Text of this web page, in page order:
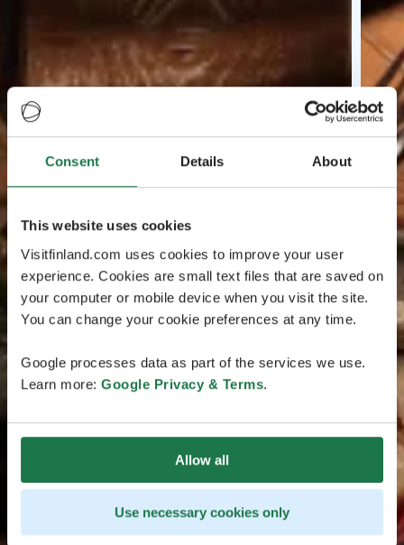
Consent Details About
This website uses cookies
Visitfinland.com uses cookies to improve your user
experience. Cookies are small text files that are saved on
your computer or mobile device when you visit the site.
You can change your cookie preferences at any time.
Google processes data as part of the services we use.
Learn more: Google Privacy & Terms.
Allow all
Use necessary cookies only